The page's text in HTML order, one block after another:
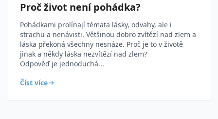
Proč život není pohádka?
Pohádkami prolínají témata lásky, odvahy, ale i
strachu a nenávisti. Většinou dobro zvítězí nad zlem a
láska překoná všechny nesnáze. Proč je to v životě
jinak a někdy láska nezvítězí nad zlem?
Odpověď je jednoduchá...
Číst více